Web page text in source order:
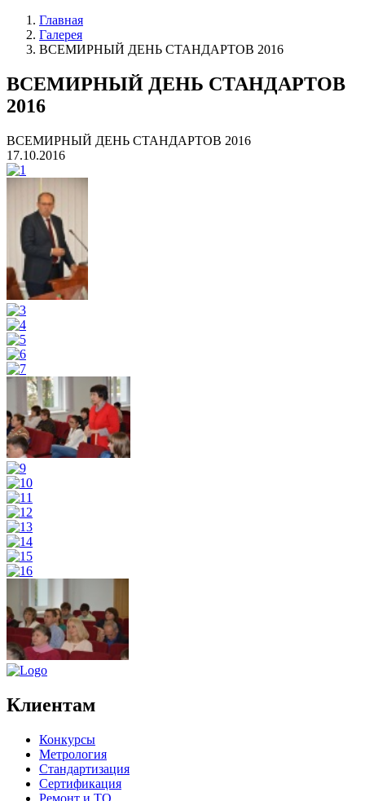
Главная
Галерея
ВСЕМИРНЫЙ ДЕНЬ СТАНДАРТОВ 2016
ВСЕМИРНЫЙ ДЕНЬ СТАНДАРТОВ
2016
ВСЕМИРНЫЙ ДЕНЬ СТАНДАРТОВ 2016
17.10.2016
Клиентам
Конкурсы
Метрология
Стандартизация
Сертификация
Ремонт и ТО